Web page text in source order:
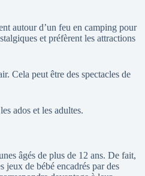
autour d’un feu en camping pour
et préfèrent les attractions
Cela peut être des spectacles de
ados et les adultes.
âgés de plus de 12 ans. De fait,
jeux de bébé encadrés par des